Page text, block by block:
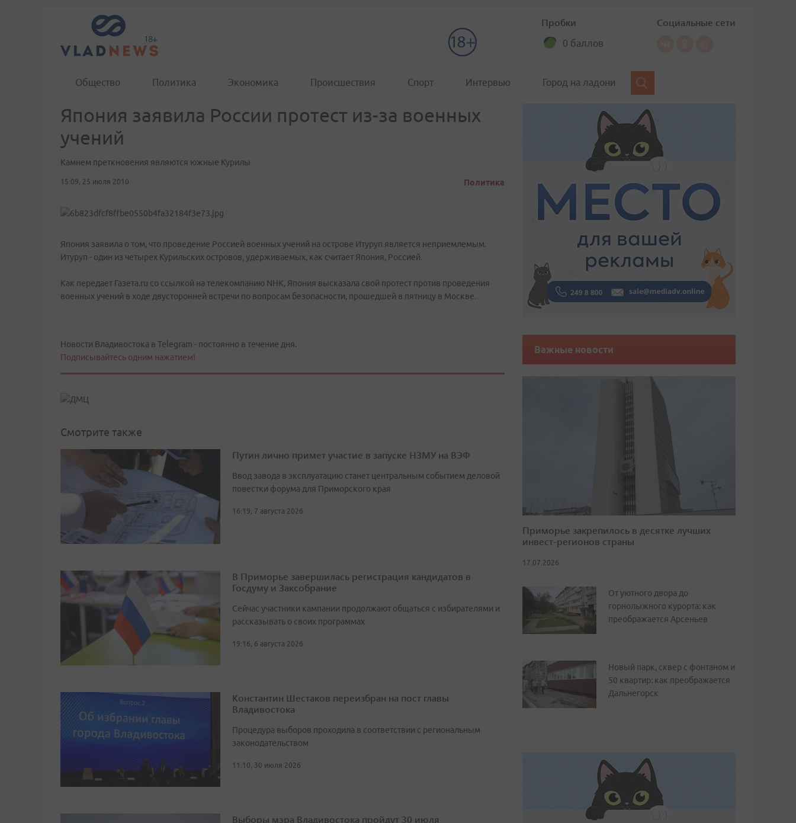
Пробки
0 баллов
Социальные сети
Общество Политика Экономика Происшествия Спорт Интервью Город на ладони
Япония заявила России протест из-за военных
учений
Камнем преткновения являются южные Курилы
15:09, 25 июля 2010 Политика
Япония заявила о том, что проведение Россией военных учений на острове Итуруп является неприемлемым.
Итуруп - один из четырех Курильских островов, удерживаемых, как считает Япония, Россией.
Как передает Газета.ru со ссылкой на телекомпанию NHK, Япония высказала свой протест против проведения
военных учений в ходе двусторонней встречи по вопросам безопасности, прошедшей в пятницу в Москве.
Новости Владивостока в Telegram - постоянно в течение дня.
Подписывайтесь одним нажатием!
Смотрите также
Путин лично примет участие в запуске НЗМУ на ВЭФ
Ввод завода в эксплуатацию станет центральным событием деловой
повестки форума для Приморского края
16:19, 7 августа 2026
В Приморье завершилась регистрация кандидатов в
Госдуму и Заксобрание
Сейчас участники кампании продолжают общаться с избирателями и
рассказывать о своих программах
19:16, 6 августа 2026
Константин Шестаков переизбран на пост главы
Владивостока
Процедура выборов проходила в соответствии с региональным
законодательством
11:10, 30 июля 2026
Выборы мэра Владивостока пройдут 30 июля
Важные новости
Приморье закрепилось в десятке лучших
инвест-регионов страны
17.07.2026
От уютного двора до
горнолыжного курорта: как
преображается Арсеньев
Новый парк, сквер с фонтаном и
50 квартир: как преображается
Дальнегорск